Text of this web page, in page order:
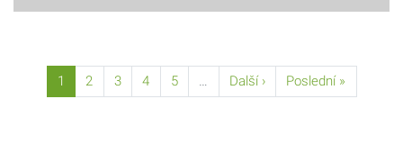
1 2 3 4 5 … Další › Poslední »